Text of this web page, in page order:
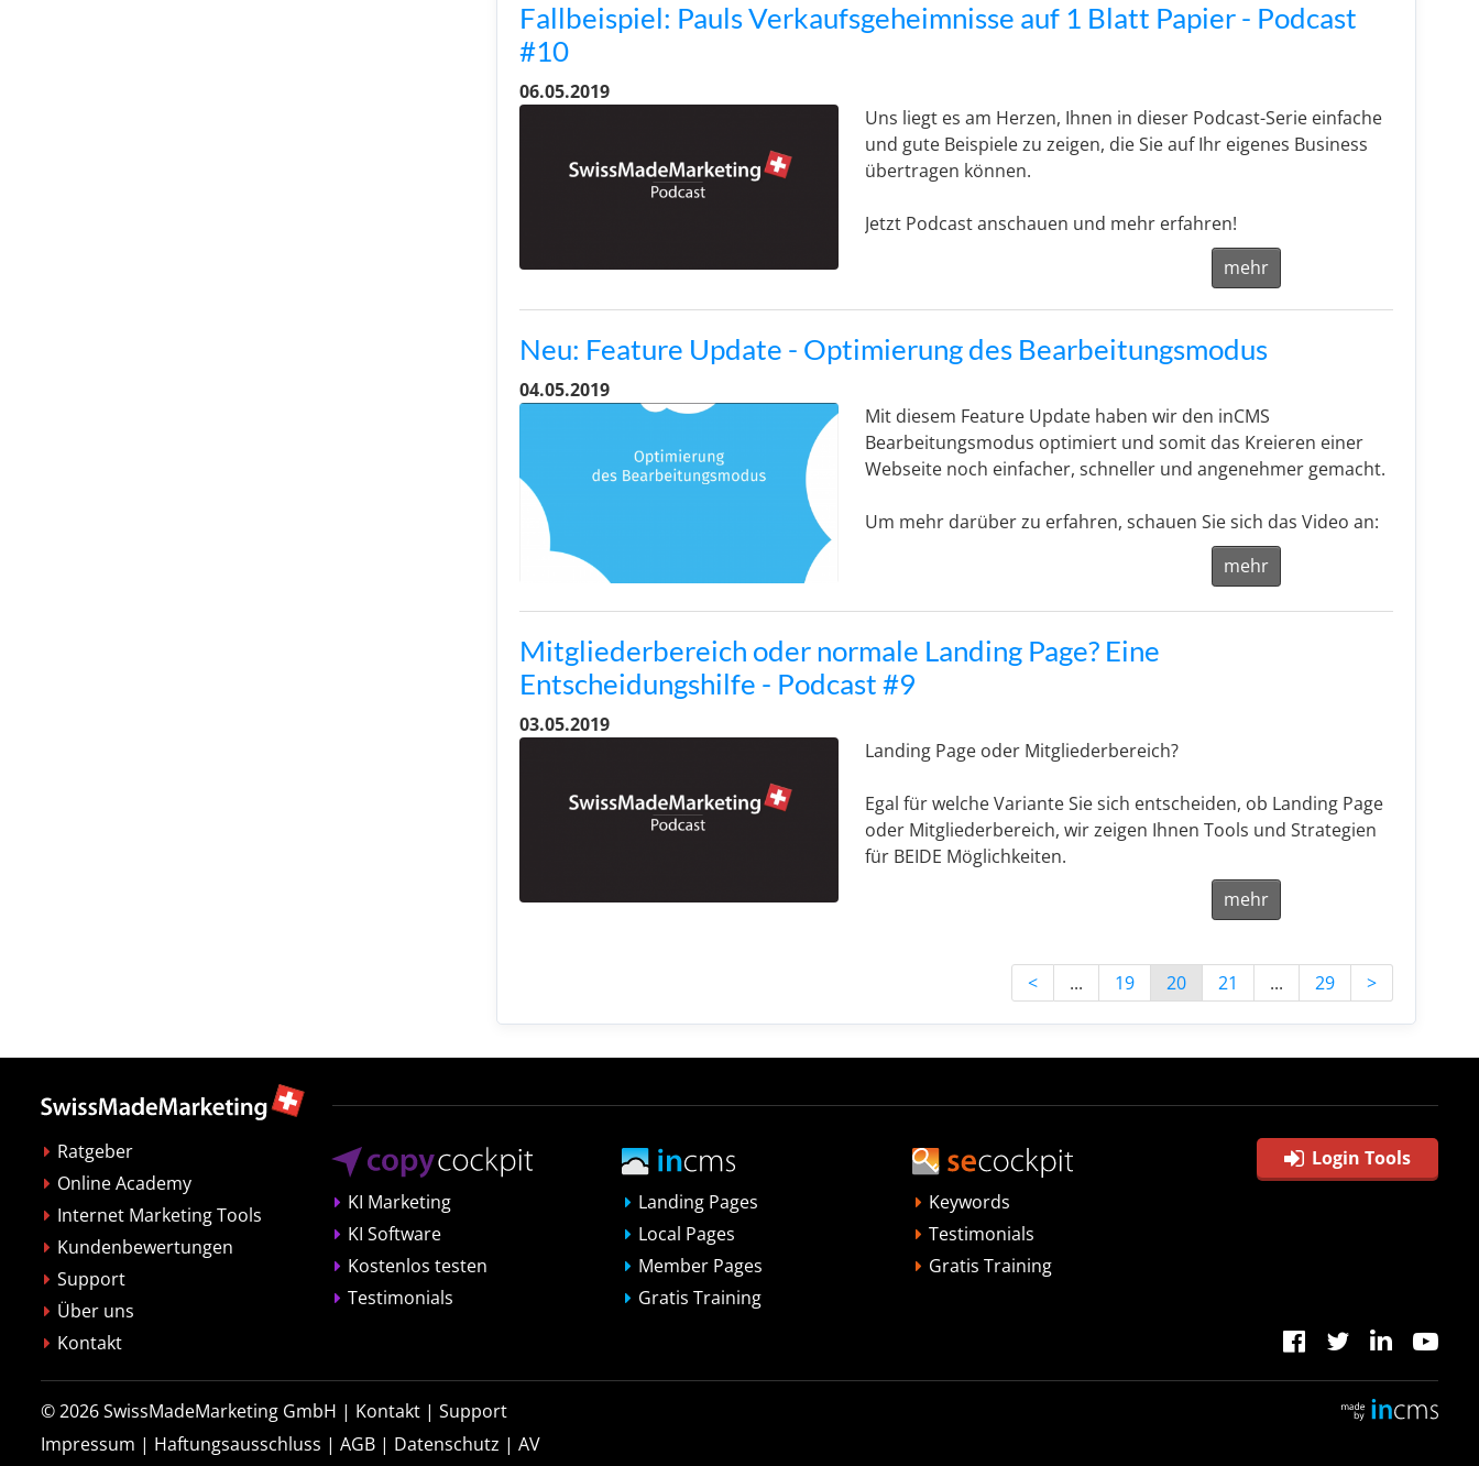
Fallbeispiel: Pauls Verkaufsgeheimnisse auf 1 Blatt Papier - Podcast
#10
06.05.2019
Uns liegt es am Herzen, Ihnen in dieser Podcast-Serie einfache
und gute Beispiele zu zeigen, die Sie auf Ihr eigenes Business
übertragen können.
Jetzt Podcast anschauen und mehr erfahren!
mehr
Neu: Feature Update - Optimierung des Bearbeitungsmodus
04.05.2019
Mit diesem Feature Update haben wir den inCMS
Bearbeitungsmodus optimiert und somit das Kreieren einer
Webseite noch einfacher, schneller und angenehmer gemacht.
Um mehr darüber zu erfahren, schauen Sie sich das Video an:
mehr
Mitgliederbereich oder normale Landing Page? Eine
Entscheidungshilfe - Podcast #9
03.05.2019
Landing Page oder Mitgliederbereich?
Egal für welche Variante Sie sich entscheiden, ob Landing Page
oder Mitgliederbereich, wir zeigen Ihnen Tools und Strategien
für BEIDE Möglichkeiten.
mehr
< ... 19 20 21 ... 29 >
Ratgeber
Online Academy
Internet Marketing Tools
Kundenbewertungen
Support
Über uns
Kontakt
KI Marketing
KI Software
Kostenlos testen
Testimonials
Landing Pages
Local Pages
Member Pages
Gratis Training
Keywords
Testimonials
Gratis Training
Login Tools
© 2026SwissMadeMarketing GmbH | Kontakt | Support
Impressum | Haftungsausschluss | AGB | Datenschutz | AV